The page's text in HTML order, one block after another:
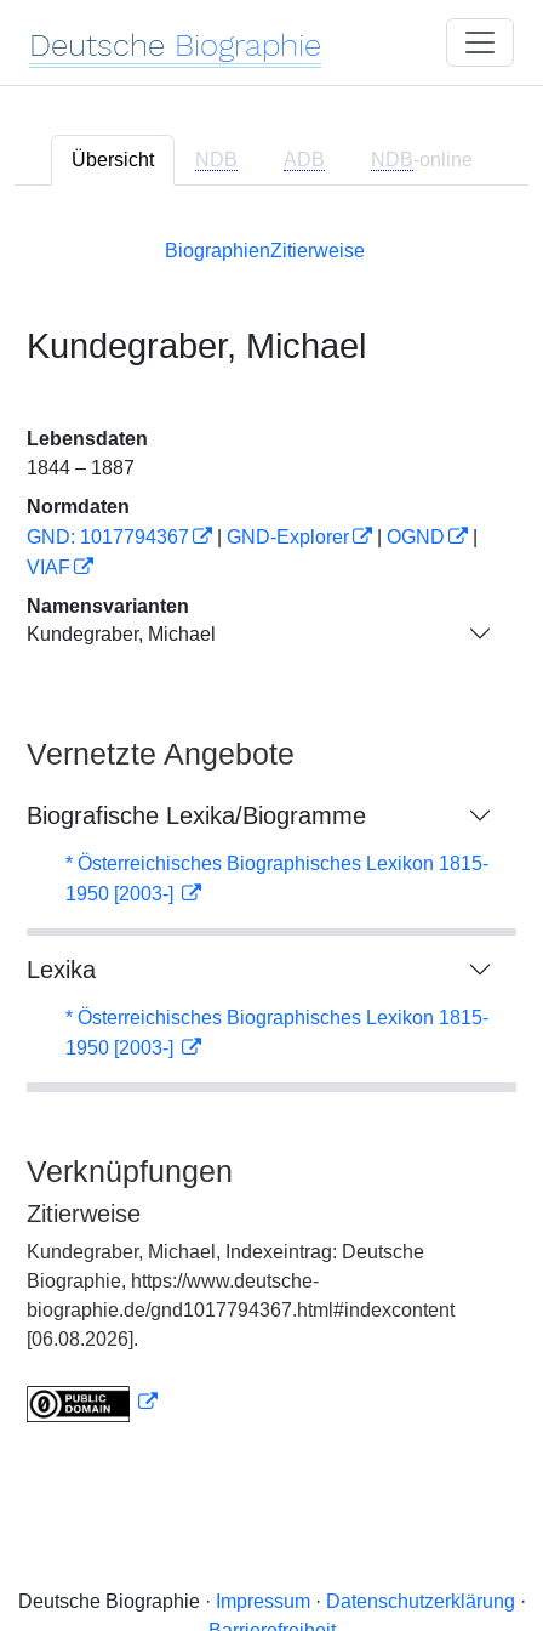
Deutsche Biographie
Übersicht NDB ADB NDB-online
BiographienZitierweise
Kundegraber, Michael
Lebensdaten
1844 – 1887
Normdaten
GND: 1017794367
GND-Explorer OGND
VIAF
Namensvarianten
Kundegraber, Michael
Vernetzte Angebote
Biografische Lexika/Biogramme
* Österreichisches Biographisches Lexikon 1815-
1950 [2003-]
Lexika
* Österreichisches Biographisches Lexikon 1815-
1950 [2003-]
Verknüpfungen
Zitierweise
Kundegraber, Michael, Indexeintrag: Deutsche
Biographie, https://www.deutsche-
biographie.de/gnd1017794367.html#indexcontent
[06.08.2026].
Deutsche Biographie · Impressum· Datenschutzerklärung ·